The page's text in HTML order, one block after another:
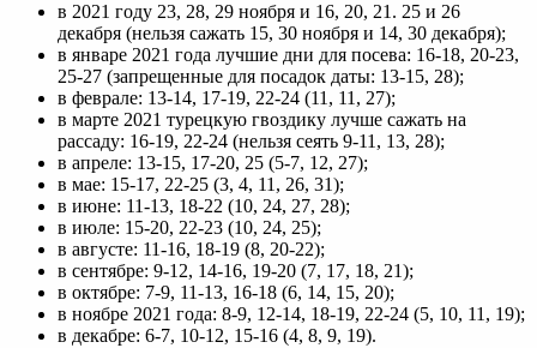
в 2021 году 23, 28, 29 ноября и 16, 20, 21. 25 и 26
декабря (нельзя сажать 15, 30 ноября и 14, 30 декабря);
в январе 2021 года лучшие дни для посева: 16-18, 20-23,
25-27 (запрещенные для посадок даты: 13-15, 28);
в феврале: 13-14, 17-19, 22-24 (11, 11, 27);
в марте 2021 турецкую гвоздику лучше сажать на
рассаду: 16-19, 22-24 (нельзя сеять 9-11, 13, 28);
в апреле: 13-15, 17-20, 25 (5-7, 12, 27);
в мае: 15-17, 22-25 (3, 4, 11, 26, 31);
в июне: 11-13, 18-22 (10, 24, 27, 28);
в июле: 15-20, 22-23 (10, 24, 25);
в августе: 11-16, 18-19 (8, 20-22);
в сентябре: 9-12, 14-16, 19-20 (7, 17, 18, 21);
в октябре: 7-9, 11-13, 16-18 (6, 14, 15, 20);
в ноябре 2021 года: 8-9, 12-14, 18-19, 22-24 (5, 10, 11, 19);
в декабре: 6-7, 10-12, 15-16 (4, 8, 9, 19).